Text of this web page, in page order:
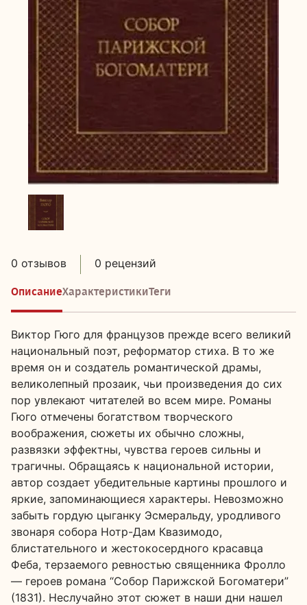
0 отзывов 0 рецензий
ОписаниеХарактеристикиТеги
Виктор Гюго для французов прежде всего великий
национальный поэт, реформатор стиха. В то же
время он и создатель романтической драмы,
великолепный прозаик, чьи произведения до сих
пор увлекают читателей во всем мире. Романы
Гюго отмечены богатством творческого
воображения, сюжеты их обычно сложны,
развязки эффектны, чувства героев сильны и
трагичны. Обращаясь к национальной истории,
автор создает убедительные картины прошлого и
яркие, запоминающиеся характеры. Невозможно
забыть гордую цыганку Эсмеральду, уродливого
звонаря собора Нотр-Дам Квазимодо,
блистательного и жестокосердного красавца
Феба, терзаемого ревностью священника Фролло
— героев романа “Собор Парижской Богоматери”
(1831). Неслучайно этот сюжет в наши дни нашел